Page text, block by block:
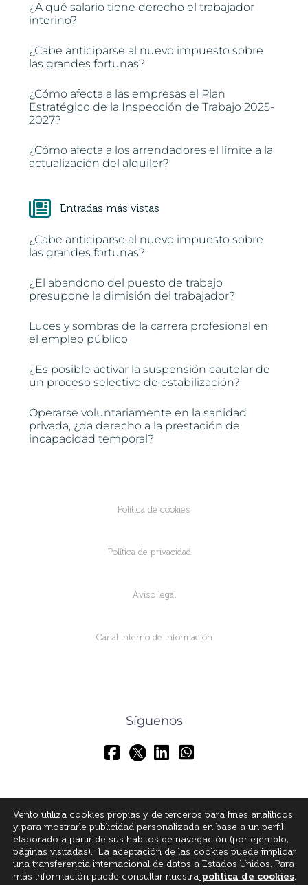
¿A qué salario tiene derecho el trabajador
interino?
¿Cabe anticiparse al nuevo impuesto sobre
las grandes fortunas?
¿Cómo afecta a las empresas el Plan
Estratégico de la Inspección de Trabajo 2025-
2027?
¿Cómo afecta a los arrendadores el límite a la
actualización del alquiler?
Entradas más vistas
¿Cabe anticiparse al nuevo impuesto sobre
las grandes fortunas?
¿El abandono del puesto de trabajo
presupone la dimisión del trabajador?
Luces y sombras de la carrera profesional en
el empleo público
¿Es posible activar la suspensión cautelar de
un proceso selectivo de estabilización?
Operarse voluntariamente en la sanidad
privada, ¿da derecho a la prestación de
incapacidad temporal?
Política de cookies
Política de privacidad
Aviso legal
Canal interno de información
Síguenos
Vento utiliza cookies propias y de terceros para fines analíticos
y para mostrarle publicidad personalizada en base a un perfil
elaborado a partir de sus hábitos de navegación (por ejemplo,
páginas visitadas). La aceptación de las cookies puede implicar
una transferencia internacional de datos a Estados Unidos. Para
más información puede consultar nuestra política de cookies.